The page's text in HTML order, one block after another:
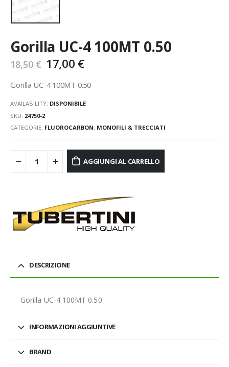
Gorilla UC-4 100MT 0.50
18,50€ 17,00 €
Gorilla UC-4 100MT 0.50
AVAILABILITY: DISPONIBILE
SKU: 24750-2
CATEGORIE: FLUOROCARBON, MONOFILI & TRECCIATI
AGGIUNGI AL CARRELLO
DESCRIZIONE
Gorilla UC-4 100MT 0.50
INFORMAZIONI AGGIUNTIVE
BRAND